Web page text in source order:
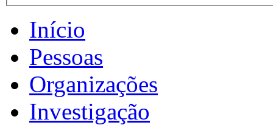
Início
Pessoas
Organizações
Investigação